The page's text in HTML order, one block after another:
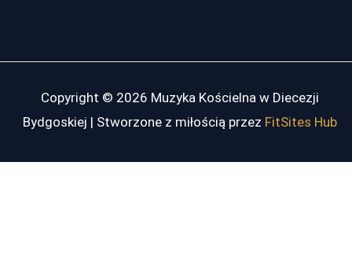
Copyright © 2026 Muzyka Kościelna w Diecezji
Bydgoskiej | Stworzone z miłością przez FitSites Hub